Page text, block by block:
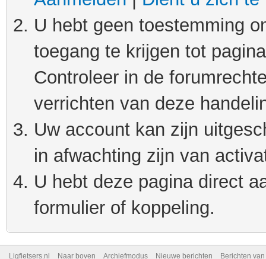
U hebt geen toestemming
toegang te krijgen tot
Controleer in de
verrichten van deze
Uw account kan zijn
in afwachting zijn van
U hebt deze pagina direct
formulier of koppeling.
Ligfietsers.nl Naar boven Archiefmodus Nieuwe berichten Berichten